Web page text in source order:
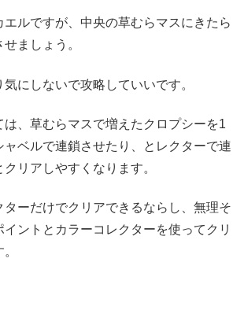
エルですが、中央の草むらマスにきたら
ましょう。
にしないで攻略していいです。
は、草むらマスで増えたクロプシーを1
ャベルで連鎖させたり、とレクターで連
リアしやすくなります。
ターだけでクリアできるならし、無理そ
イントとカラーコレクターを使ってクリ